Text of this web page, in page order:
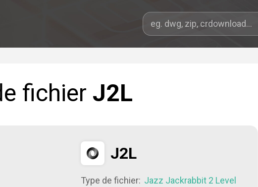
fichier J2L
J2L
Type de fichier: Jazz Jackrabbit 2 Level